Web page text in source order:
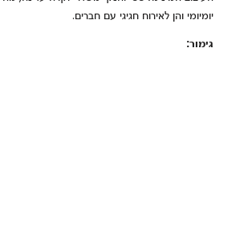
יומיומי והן לאירוח חגיגי עם חברים.
גימור: